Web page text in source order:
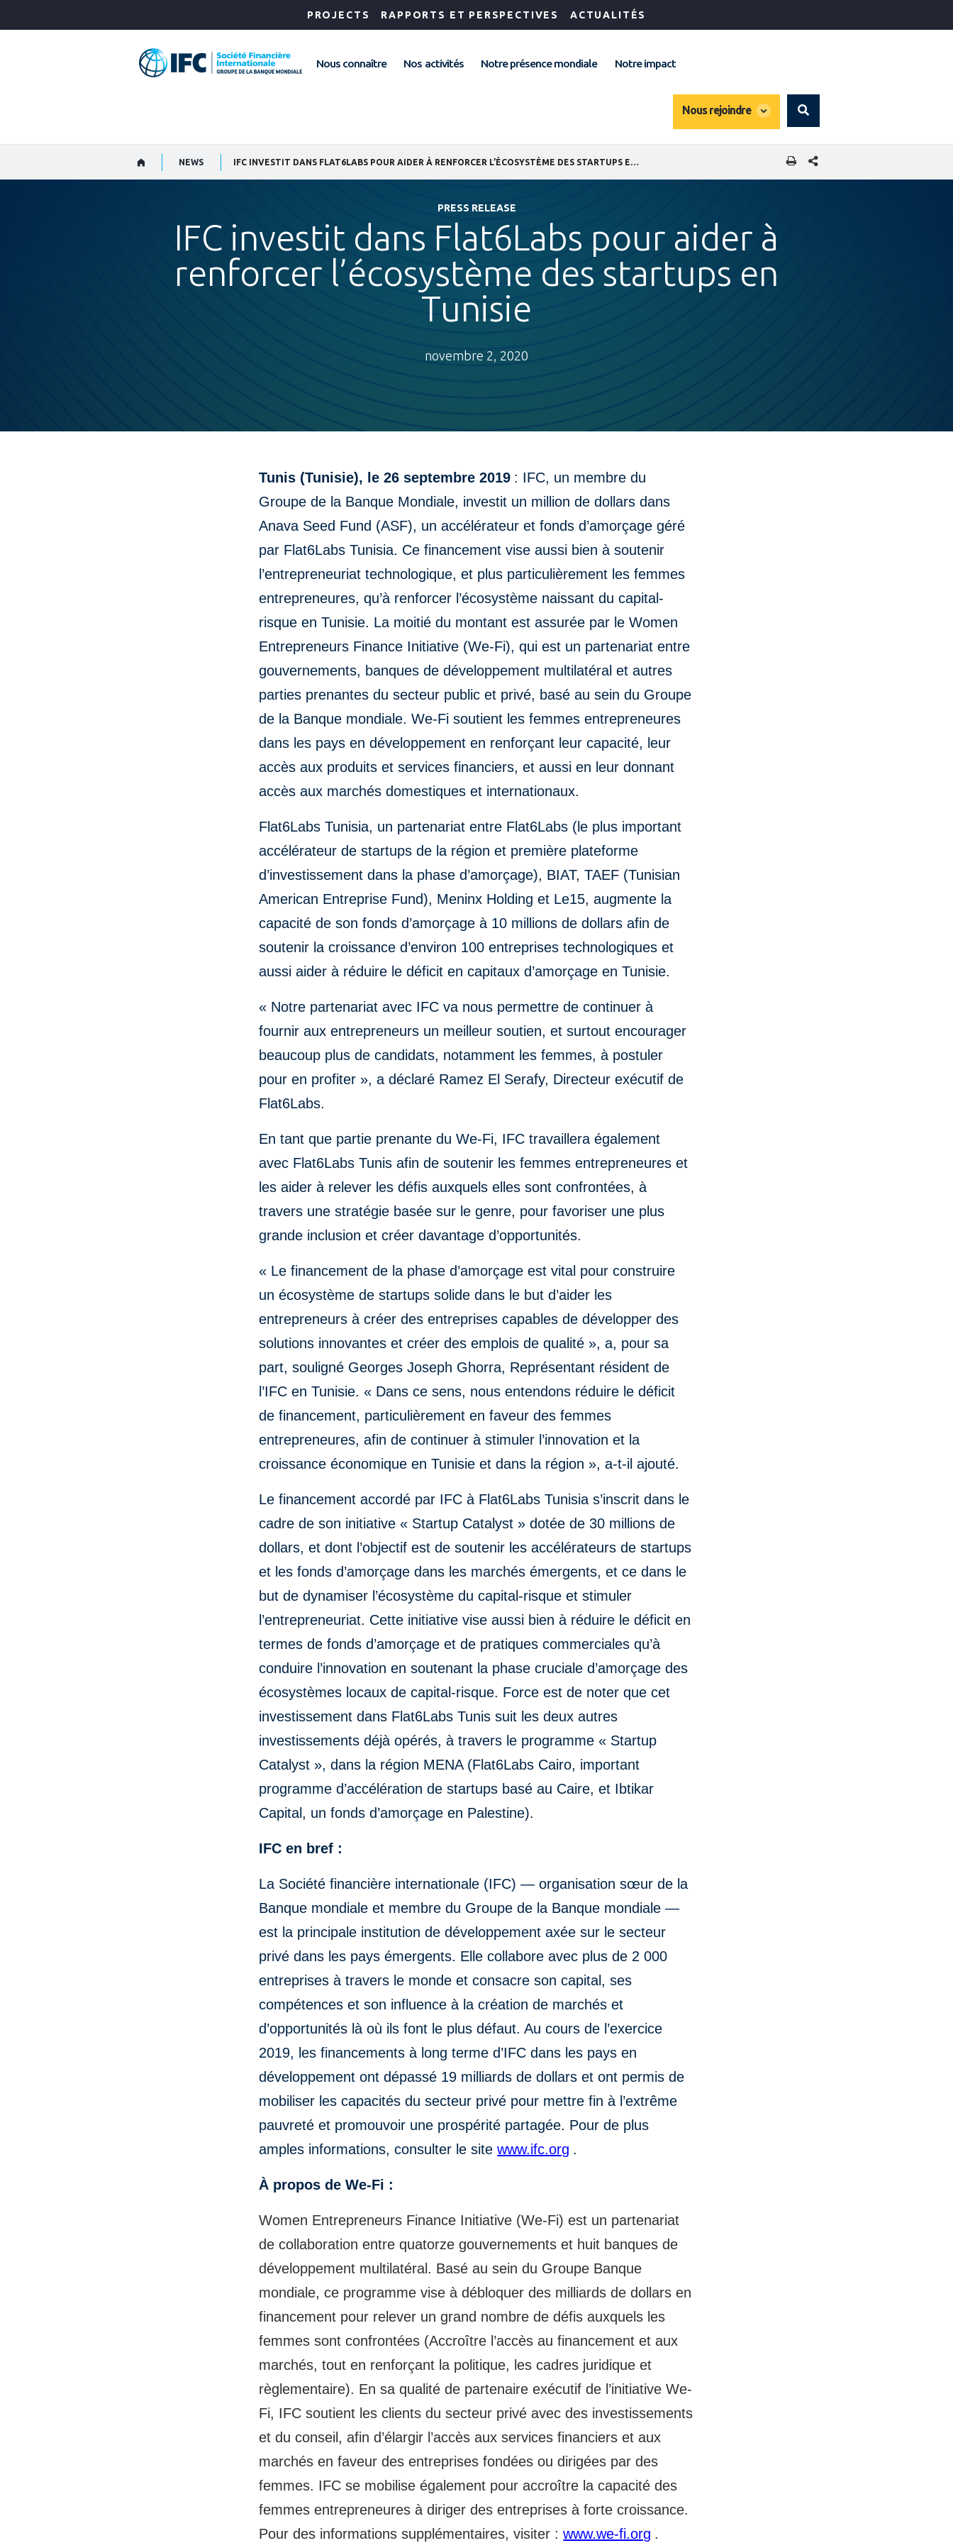
PROJECTS RAPPORTS ET PERSPECTIVES ACTUALITÉS
Nous connaître Nos activités Notre présence mondiale Notre impact
Nous rejoindre
global
Search
NEWS PARTAGER CETTE PAGE
PRESS RELEASE
IFC investit dans Flat6Labs pour aider à
renforcer l’écosystème des startups en
Tunisie
novembre 2, 2020
Tunis (Tunisie), le 26 septembre 2019 : IFC, un membre du
Groupe de la Banque Mondiale, investit un million de dollars dans
Anava Seed Fund (ASF), un accélérateur et fonds d’amorçage géré
par Flat6Labs Tunisia. Ce financement vise aussi bien à soutenir
l’entrepreneuriat technologique, et plus particulièrement les femmes
entrepreneures, qu’à renforcer l’écosystème naissant du capital-
risque en Tunisie. La moitié du montant est assurée par le Women
Entrepreneurs Finance Initiative (We-Fi), qui est un partenariat entre
gouvernements, banques de développement multilatéral et autres
parties prenantes du secteur public et privé, basé au sein du Groupe
de la Banque mondiale. We-Fi soutient les femmes entrepreneures
dans les pays en développement en renforçant leur capacité, leur
accès aux produits et services financiers, et aussi en leur donnant
accès aux marchés domestiques et internationaux.
Flat6Labs Tunisia, un partenariat entre Flat6Labs (le plus important
accélérateur de startups de la région et première plateforme
d’investissement dans la phase d’amorçage), BIAT, TAEF (Tunisian
American Entreprise Fund), Meninx Holding et Le15, augmente la
capacité de son fonds d’amorçage à 10 millions de dollars afin de
soutenir la croissance d’environ 100 entreprises technologiques et
aussi aider à réduire le déficit en capitaux d’amorçage en Tunisie.
« Notre partenariat avec IFC va nous permettre de continuer à
fournir aux entrepreneurs un meilleur soutien, et surtout encourager
beaucoup plus de candidats, notamment les femmes, à postuler
pour en profiter », a déclaré Ramez El Serafy, Directeur exécutif de
Flat6Labs.
En tant que partie prenante du We-Fi, IFC travaillera également
avec Flat6Labs Tunis afin de soutenir les femmes entrepreneures et
les aider à relever les défis auxquels elles sont confrontées, à
travers une stratégie basée sur le genre, pour favoriser une plus
grande inclusion et créer davantage d’opportunités.
« Le financement de la phase d’amorçage est vital pour construire
un écosystème de startups solide dans le but d’aider les
entrepreneurs à créer des entreprises capables de développer des
solutions innovantes et créer des emplois de qualité », a, pour sa
part, souligné Georges Joseph Ghorra, Représentant résident de
l’IFC en Tunisie. « Dans ce sens, nous entendons réduire le déficit
de financement, particulièrement en faveur des femmes
entrepreneures, afin de continuer à stimuler l’innovation et la
croissance économique en Tunisie et dans la région », a-t-il ajouté.
Le financement accordé par IFC à Flat6Labs Tunisia s’inscrit dans le
cadre de son initiative « Startup Catalyst » dotée de 30 millions de
dollars, et dont l’objectif est de soutenir les accélérateurs de startups
et les fonds d’amorçage dans les marchés émergents, et ce dans le
but de dynamiser l’écosystème du capital-risque et stimuler
l’entrepreneuriat. Cette initiative vise aussi bien à réduire le déficit en
termes de fonds d’amorçage et de pratiques commerciales qu’à
conduire l’innovation en soutenant la phase cruciale d’amorçage des
écosystèmes locaux de capital-risque. Force est de noter que cet
investissement dans Flat6Labs Tunis suit les deux autres
investissements déjà opérés, à travers le programme « Startup
Catalyst », dans la région MENA (Flat6Labs Cairo, important
programme d’accélération de startups basé au Caire, et Ibtikar
Capital, un fonds d’amorçage en Palestine).
IFC en bref :
La Société financière internationale (IFC) — organisation sœur de la
Banque mondiale et membre du Groupe de la Banque mondiale —
est la principale institution de développement axée sur le secteur
privé dans les pays émergents. Elle collabore avec plus de 2 000
entreprises à travers le monde et consacre son capital, ses
compétences et son influence à la création de marchés et
d’opportunités là où ils font le plus défaut. Au cours de l’exercice
2019, les financements à long terme d’IFC dans les pays en
développement ont dépassé 19 milliards de dollars et ont permis de
mobiliser les capacités du secteur privé pour mettre fin à l’extrême
pauvreté et promouvoir une prospérité partagée. Pour de plus
amples informations, consulter le sitewww.ifc.org .
À propos de We-Fi :
Women Entrepreneurs Finance Initiative (We-Fi) est un partenariat
de collaboration entre quatorze gouvernements et huit banques de
développement multilatéral. Basé au sein du Groupe Banque
mondiale, ce programme vise à débloquer des milliards de dollars en
financement pour relever un grand nombre de défis auxquels les
femmes sont confrontées (Accroître l’accès au financement et aux
marchés, tout en renforçant la politique, les cadres juridique et
règlementaire). En sa qualité de partenaire exécutif de l’initiative We-
Fi, IFC soutient les clients du secteur privé avec des investissements
et du conseil, afin d’élargir l’accès aux services financiers et aux
marchés en faveur des entreprises fondées ou dirigées par des
femmes. IFC se mobilise également pour accroître la capacité des
femmes entrepreneures à diriger des entreprises à forte croissance.
Pour des informations supplémentaires, visiter :www.we-fi.org .